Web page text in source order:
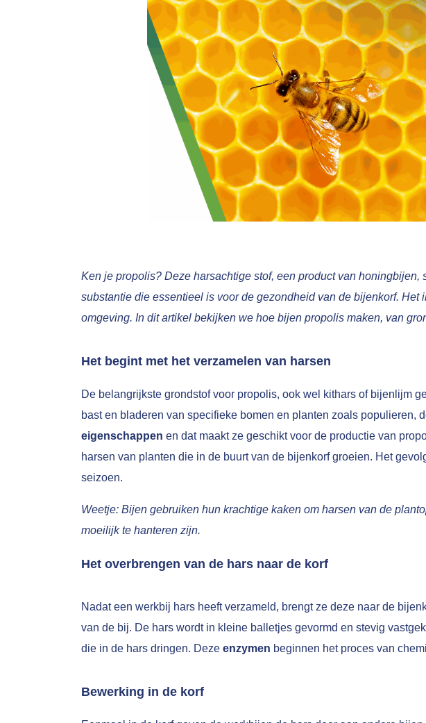
Ken je propolis? Deze harsachtige stof, een product van
substantie die essentieel is voor de gezondheid van de bijenkorf.
omgeving. In dit artikel bekijken we hoe bijen propolis maken, van
Het begint met het verzamelen van harsen
De belangrijkste grondstof voor propolis, ook wel kithars of bijenlijm
bast en bladeren van specifieke bomen en planten zoals populieren,
eigenschappen en dat maakt ze geschikt voor de productie van
harsen van planten die in de buurt van de bijenkorf groeien. Het
seizoen.
Weetje: Bijen gebruiken hun krachtige kaken om harsen van de
moeilijk te hanteren zijn.
Het overbrengen van de hars naar de korf
Nadat een werkbij hars heeft verzameld, brengt ze deze naar de
van de bij. De hars wordt in kleine balletjes gevormd en stevig
die in de hars dringen. Deze enzymen beginnen het proces van
Bewerking in de korf